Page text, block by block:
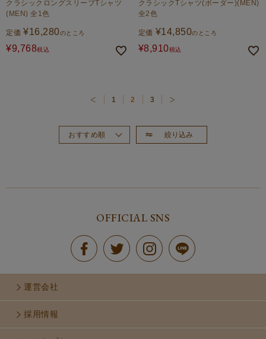
クラシックロングスリーブTシャツ
(MEN) 全1色
定価 ¥16,280のところ
¥9,768税込
クラシックTシャツ(ボーダー)(MEN)
全2色
定価 ¥14,850のところ
¥8,910税込
絞り込み
おすすめ順
1 2 3
OFFICIAL SNS
運営会社
採用情報